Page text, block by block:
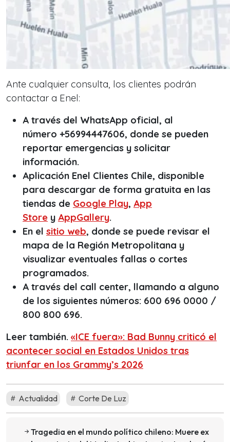
Ante cualquier consulta, los clientes podrán
contactar a Enel:
A través del WhatsApp oficial, al
número +56994447606, donde se pueden
reportar emergencias y solicitar
información.
Aplicación Enel Clientes Chile, disponible
para descargar de forma gratuita en las
tiendas de Google Play, App
Store y AppGallery.
En el sitio web, donde se puede revisar el
mapa de la Región Metropolitana y
visualizar eventuales fallas o cortes
programados.
A través del call center, llamando a alguno
de los siguientes números: 600 696 0000 /
800 800 696.
Leer también. «ICE fuera»: Bad Bunny criticó el
acontecer social en Estados Unidos tras
triunfar en los Grammy’s 2026
Actualidad Corte De Luz
Tragedia en el mundo político chileno: Muere ex